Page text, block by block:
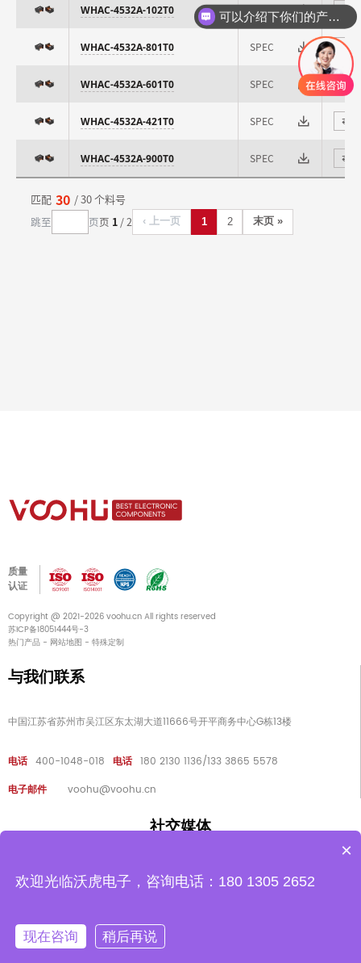
WHAC-4532A-102T0 SPEC ⇄
WHAC-4532A-801T0 SPEC ⇄
WHAC-4532A-601T0 SPEC ⇄
WHAC-4532A-421T0 SPEC ⇄
WHAC-4532A-900T0 SPEC ⇄
匹配 30 / 30 个料号
跳至
页页 1 / 2 ‹ 上一页 1 2 末页 »
质量
认证
Copyright @ 2021-2026 voohu.cn All rights reserved
苏ICP备18051444号-3
热门产品 - 网站地图 - 特殊定制
与我们联系
中国江苏省苏州市吴江区东太湖大道11666号开平商务中心G栋13楼
电话 400-1048-018 电话 180 2130 1136/133 3865 5578
电子邮件
voohu@voohu.cn
社交媒体
可以介绍下你们的产品么
×
欢迎光临沃虎电子，咨询电话：180 1305 2652
现在咨询 稍后再说